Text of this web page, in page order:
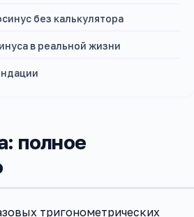
без калькулятора
в реальной жизни
полное
тригонометрических